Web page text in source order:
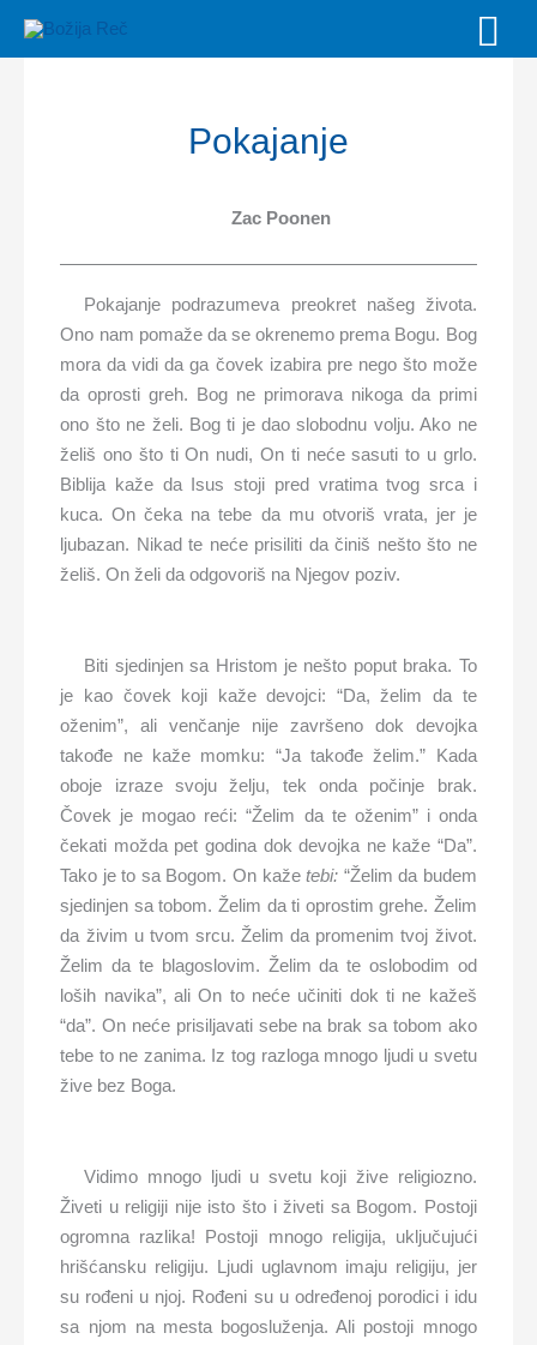
Pokajanje
Zac Poonen
Pokajanje podrazumeva preokret našeg života.
Ono nam pomaže da se okrenemo prema Bogu. Bog
mora da vidi da ga čovek izabira pre nego što može
da oprosti greh. Bog ne primorava nikoga da primi
ono što ne želi. Bog ti je dao slobodnu volju. Ako ne
želiš ono što ti On nudi, On ti neće sasuti to u grlo.
Biblija kaže da Isus stoji pred vratima tvog srca i
kuca. On čeka na tebe da mu otvoriš vrata, jer je
ljubazan. Nikad te neće prisiliti da činiš nešto što ne
želiš. On želi da odgovoriš na Njegov poziv.
Biti sjedinjen sa Hristom je nešto poput braka. To
je kao čovek koji kaže devojci: “Da, želim da te
oženim”, ali venčanje nije završeno dok devojka
takođe ne kaže momku: “Ja takođe želim.” Kada
oboje izraze svoju želju, tek onda počinje brak.
Čovek je mogao reći: “Želim da te oženim” i onda
čekati možda pet godina dok devojka ne kaže “Da”.
Tako je to sa Bogom. On kažetebi: “Želim da budem
sjedinjen sa tobom. Želim da ti oprostim grehe. Želim
da živim u tvom srcu. Želim da promenim tvoj život.
Želim da te blagoslovim. Želim da te oslobodim od
loših navika”, ali On to neće učiniti dok ti ne kažeš
“da”. On neće prisiljavati sebe na brak sa tobom ako
tebe to ne zanima. Iz tog razloga mnogo ljudi u svetu
žive bez Boga.
Vidimo mnogo ljudi u svetu koji žive religiozno.
Živeti u religiji nije isto što i živeti sa Bogom. Postoji
ogromna razlika! Postoji mnogo religija, uključujući
hrišćansku religiju. Ljudi uglavnom imaju religiju, jer
su rođeni u njoj. Rođeni su u određenoj porodici i idu
sa njom na mesta bogosluženja. Ali postoji mnogo